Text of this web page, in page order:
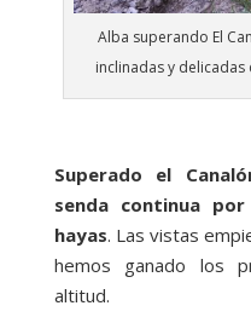
Alba superando El
inclinadas y
Superado el
senda continua
hayas. Las vistas
hemos ganado los
altitud.